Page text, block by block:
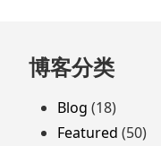
跳
至
页
脚
博客分类
Blog (18)
Featured (50)